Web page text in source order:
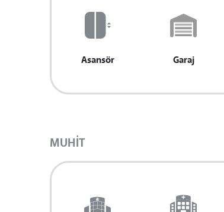
Asansör Garaj
MUHIT